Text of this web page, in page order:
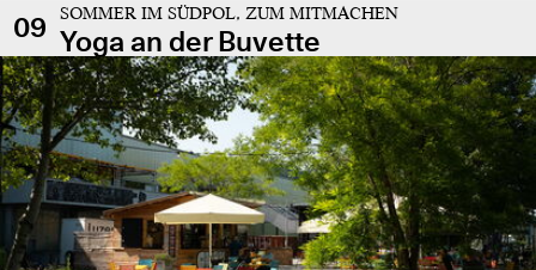
09
SOMMER IM SÜDPOL, ZUM MITMACHEN
Yoga an der Buvette